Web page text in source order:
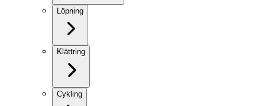
Löpning
Klättring
Cykling